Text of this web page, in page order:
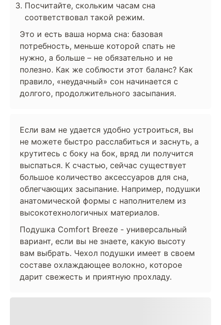
Посчитайте, скольким часам сна
соответствовал такой режим.
Это и есть ваша норма сна: базовая
потребность, меньше которой спать не
нужно, а больше – не обязательно и не
полезно. Как же соблюсти этот баланс? Как
правило, «неудачный» сон начинается с
долгого, продолжительного засыпания.
Если вам не удается удобно устроиться, вы
не можете быстро расслабиться и заснуть, а
крутитесь с боку на бок, вряд ли получится
выспаться. К счастью, сейчас существует
большое количество аксессуаров для сна,
облегчающих засыпание. Например, подушки
анатомической формы с наполнителем из
высокотехнологичных материалов.
Подушка Comfort Breeze - универсальный
вариант, если вы не знаете, какую высоту
вам выбрать. Чехол подушки имеет в своем
составе охлаждающее волокно, которое
дарит свежесть и приятную прохладу.